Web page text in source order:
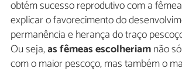
obtém sucesso reprodutivo com a
explicar o favorecimento do
permanência e herança do traço
Ou seja,as fêmeas escolheriamnão
com o maior pescoço, mas também o